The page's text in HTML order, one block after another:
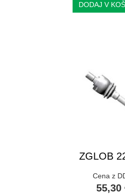
DODAJ V
ZGLOB
Cena z
55,30